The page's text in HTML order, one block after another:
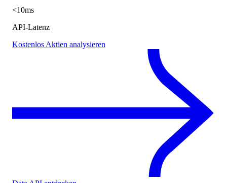
<10ms
API-Latenz
Kostenlos Aktien analysieren